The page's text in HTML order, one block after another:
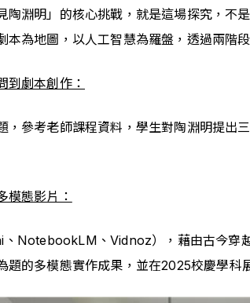
陶淵明」的核心挑戰，就是這場探究，
本為地圖，以人工智慧為羅盤，透過兩階
到劇本創作：
，參考老師課程資料，學生對陶淵明提出
模態影片：
NotebookLM、Vidnoz），藉由古今穿
題的多模態實作成果，並在2025校慶學科